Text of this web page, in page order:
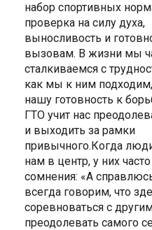
набор спортивных
проверка на силу духа,
выносливость и
вызовам. В жизни мы
сталкиваемся с
как мы к ним
нашу готовность к
ГТО учит нас
и выходить за рамки
привычного.Когда
нам в центр, у них часто
сомнения: «А
всегда говорим, что
соревноваться с
преодолевать самого